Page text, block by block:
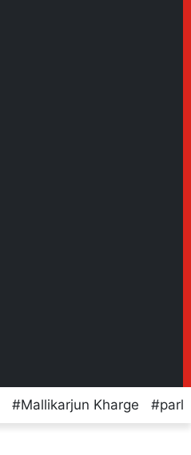
Mallikarjun Kharge